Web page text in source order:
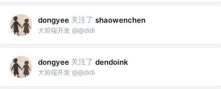
dongyee 关注了 shaowenchen
大前端开发 @@didi
dongyee 关注了 dendoink
大前端开发 @@didi